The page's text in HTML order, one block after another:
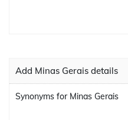
Add Minas Gerais details
Synonyms for Minas Gerais